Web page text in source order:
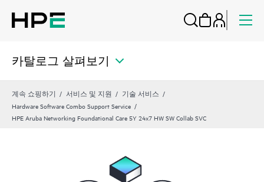
카탈로그 살펴보기
계속 쇼핑하기 서비스 및 지원
기술 서비스
Hardware Software Combo Support Service
HPE Aruba Networking Foundational Care 5Y 24x7 HW SW Collab SVC